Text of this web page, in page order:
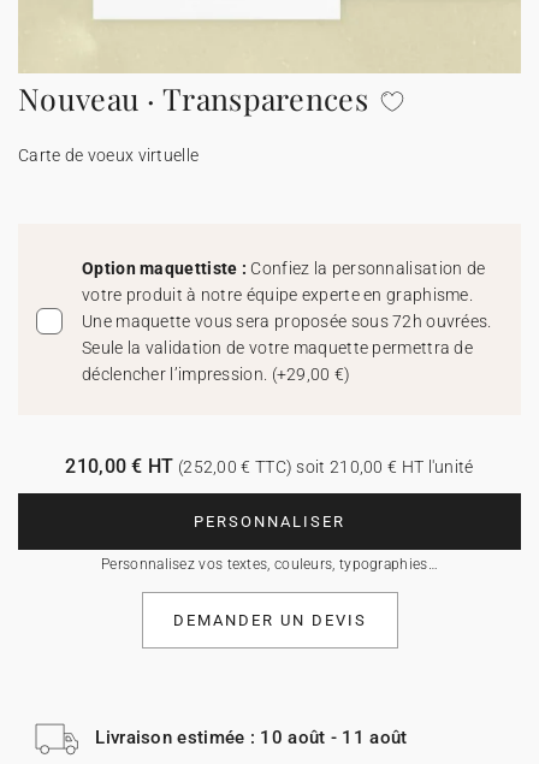
★ Demande d'échantillons
Cartes postales
Présentoirs comptoir
Stickers
Nouveau · Transparences
Carte de voeux virtuelle
Option maquettiste : Confiez la personnalisation de
votre produit à notre équipe experte en graphisme.
Une maquette vous sera proposée sous 72h ouvrées.
Seule la validation de votre maquette permettra de
déclencher l’impression. (+29,00 €)
PERSONNALISER
Personnalisez vos textes, couleurs, typographies…
210,00 € HT (252,00 € TTC) soit 210,00 € HT l'unité
DEMANDER UN DEVIS
Livraison estimée : 10 août - 11 août